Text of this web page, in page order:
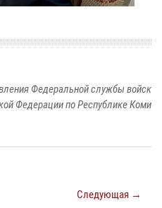
Федеральной службы войск
Федерации по Республике Коми
Следующая →